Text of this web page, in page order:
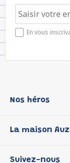
En vous
Nos héros
P'tit Loup
La maison
Suivez-nous